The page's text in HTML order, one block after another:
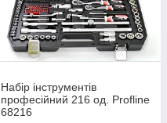
Набір інструментів
професійний 216 од. Profline
68216